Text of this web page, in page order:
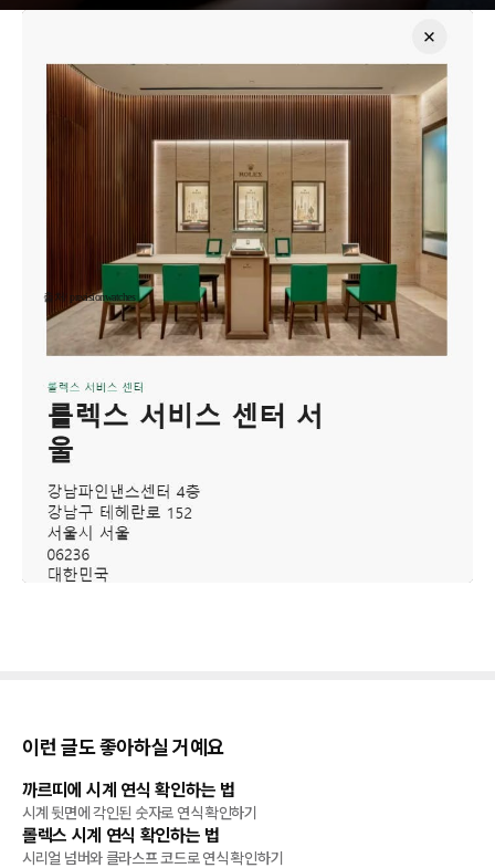
출처/ precisionwatches
이런 글도 좋아하실 거예요
관리/수리
까르띠에 시계 연식 확인하는 법
시계 뒷면에 각인된 숫자로 연식 확인하기
관리/수리
롤렉스 시계 연식 확인하는 법
시리얼 넘버와 클라스프 코드로 연식 확인하기